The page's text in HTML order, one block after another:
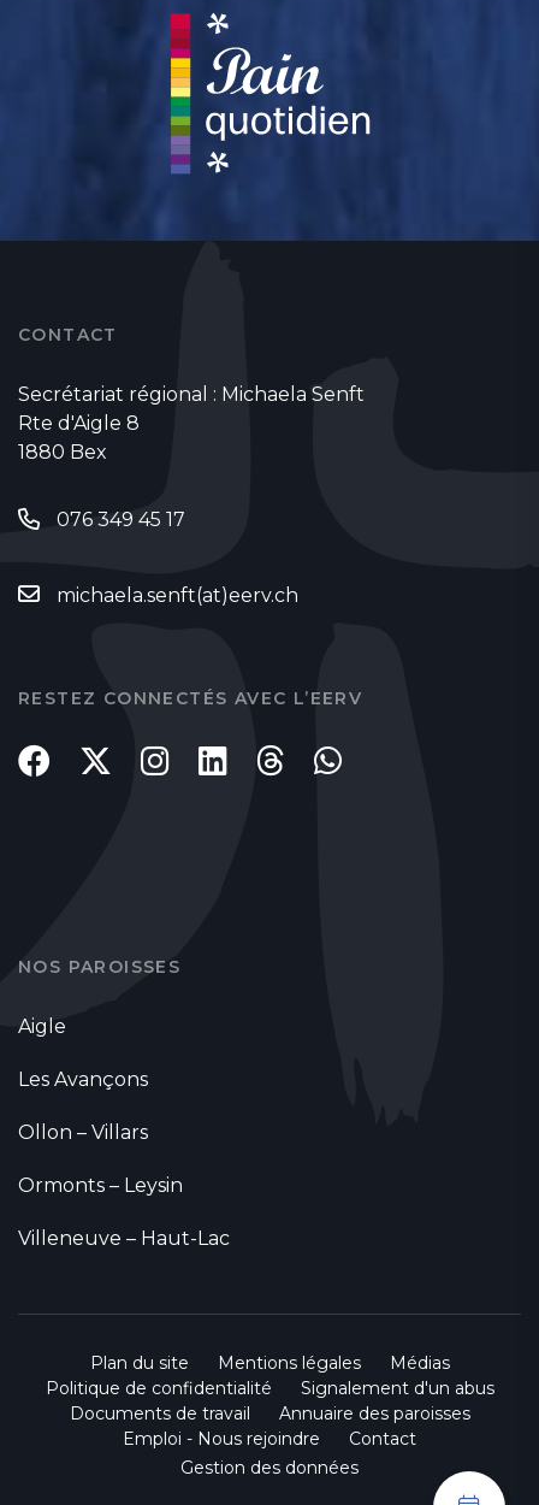
CONTACT
Secrétariat régional : Michaela Senft
Rte d'Aigle 8
1880 Bex
076 349 45 17
michaela.senft(at)eerv.ch
RESTEZ CONNECTÉS AVEC L’EERV
NOS PAROISSES
Aigle
Les Avançons
Ollon – Villars
Ormonts – Leysin
Villeneuve – Haut-Lac
Plan du site Mentions légales
Médias
Politique de confidentialité
Signalement d'un abus
Documents de travail
Annuaire des paroisses
Emploi - Nous rejoindre
Contact
Gestion des données